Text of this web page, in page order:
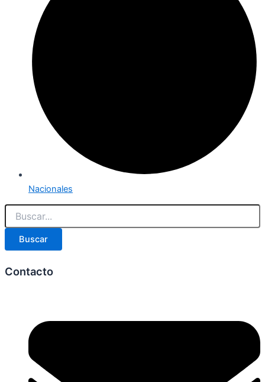
Nacionales
Buscar
Contacto